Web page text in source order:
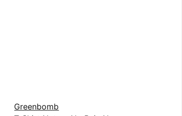
Greenbomb